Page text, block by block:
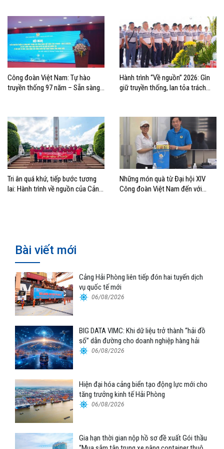
Công đoàn Việt Nam: Tự hào
truyền thống 97 năm – Sẵn sàng
Hành trình “Về nguồn” 2026: Gìn
giữ truyền thống, lan tỏa trách
Tri ân quá khứ, tiếp bước tương
lai: Hành trình về nguồn của Cảng
Những món quà từ Đại hội XIV
Công đoàn Việt Nam đến với
Bài viết mới
Cảng Hải Phòng liên tiếp đón hai tuyến dịch
vụ quốc tế mới
06/08/2026
BIG DATA VIMC: Khi dữ liệu trở thành “hải đồ
số” dẫn đường cho doanh nghiệp hàng hải
06/08/2026
Hiện đại hóa cảng biển tạo động lực mới cho
tăng trưởng kinh tế Hải Phòng
06/08/2026
Gia hạn thời gian nộp hồ sơ đề xuất Gói thầu